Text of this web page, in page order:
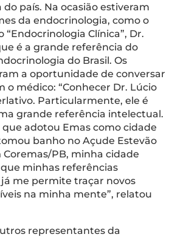
país. Na ocasião estiveram
da endocrinologia, como o
“Endocrinologia Clínica”, Dr.
é a grande referência do
do Brasil. Os
a oportunidade de conversar
o médico: “Conhecer Dr. Lúcio
Particularmente, ele é
grande referência intelectual.
que adotou Emas como cidade
banho no Açude Estevão
Coremas/PB, minha cidade
minhas referências
me permite traçar novos
na minha mente”, relatou
representantes da